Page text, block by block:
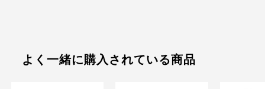
よく一緒に購入されている商品